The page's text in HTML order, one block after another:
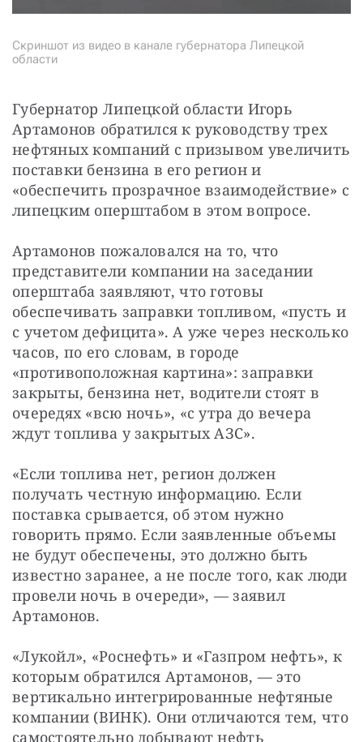
Скриншот из видео в канале губернатора Липецкой
области
Губернатор Липецкой области Игорь
Артамонов обратился к руководству трех
нефтяных компаний с призывом увеличить
поставки бензина в его регион и
«обеспечить прозрачное взаимодействие» с
липецким оперштабом в этом вопросе.
Артамонов пожаловался на то, что
представители компании на заседании
оперштаба заявляют, что готовы
обеспечивать заправки топливом, «пусть и
с учетом дефицита». А уже через несколько
часов, по его словам, в городе
«противоположная картина»: заправки
закрыты, бензина нет, водители стоят в
очередях «всю ночь», «с утра до вечера
ждут топлива у закрытых АЗС».
«Если топлива нет, регион должен
получать честную информацию. Если
поставка срывается, об этом нужно
говорить прямо. Если заявленные объемы
не будут обеспечены, это должно быть
известно заранее, а не после того, как люди
провели ночь в очереди», — заявил
Артамонов.
«Лукойл», «Роснефть» и «Газпром нефть», к
которым обратился Артамонов, — это
вертикально интегрированные нефтяные
компании (ВИНК). Они отличаются тем, что
самостоятельно добывают нефть